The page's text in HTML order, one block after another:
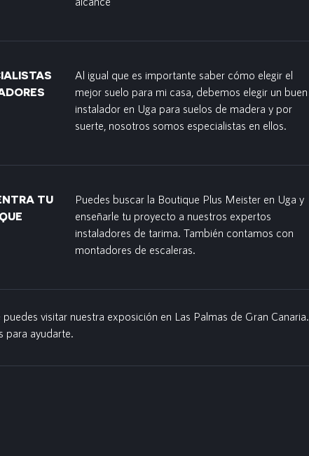
Al igual que es importante saber cómo elegir el
mejor suelo para mi casa, debemos elegir un buen
instalador en Uga para suelos de madera y por
suerte, nosotros somos especialistas en ellos.
TU
Puedes buscar la Boutique Plus Meister en Uga y
enseñarle tu proyecto a nuestros expertos
instaladores de tarima. También contamos con
montadores de escaleras.
puedes visitar nuestra exposición en Las Palmas de Gran Canaria.
para ayudarte.